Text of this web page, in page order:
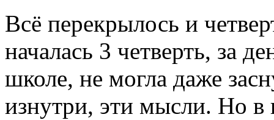
Всё перекрылось и
началась 3 четверть, за
школе, не могла даже
изнутри, эти мысли. Но в